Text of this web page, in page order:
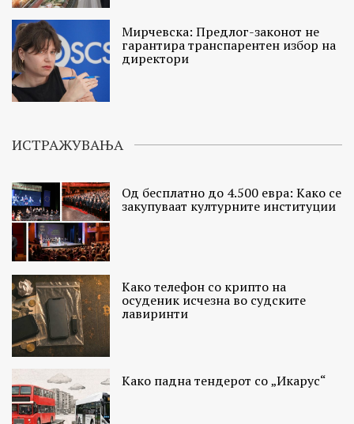
Мирчевска: Предлог-законот не
гарантира транспарентен избор на
директори
ИСТРАЖУВАЊА
Од бесплатно до 4.500 евра: Како се
закупуваат културните институции
Како телефон со крипто на
осуденик исчезна во судските
лавиринти
Како падна тендерот со „Икарус“